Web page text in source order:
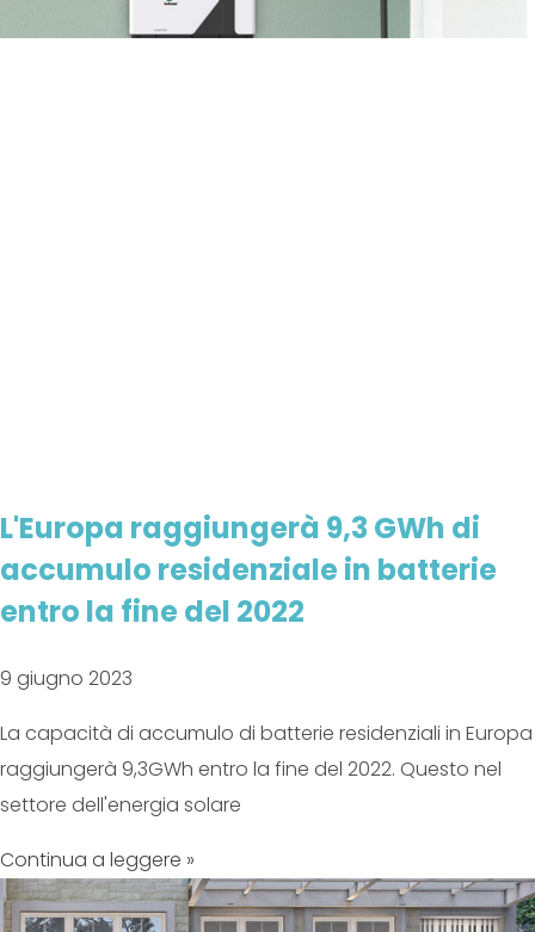
L'Europa raggiungerà 9,3 GWh di
accumulo residenziale in batterie
entro la fine del 2022
9 giugno 2023
La capacità di accumulo di batterie residenziali in Europa
raggiungerà 9,3GWh entro la fine del 2022. Questo nel
settore dell'energia solare
Continua a leggere »